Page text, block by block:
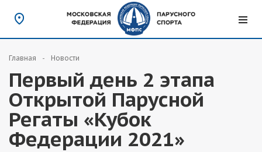
Главная Новости
Первый день 2 этапа
Открытой Парусной
Регаты «Кубок
Федерации 2021»